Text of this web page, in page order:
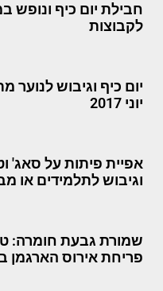
חבילת יום כיף ונופש
לקבוצות
יום כיף וגיבוש לנוער
יוני 2017
אפיית פיתות על סאג'
וגיבוש לתלמידים או
שמורת גבעת חומרה:
פריחת אירוס הארגמן